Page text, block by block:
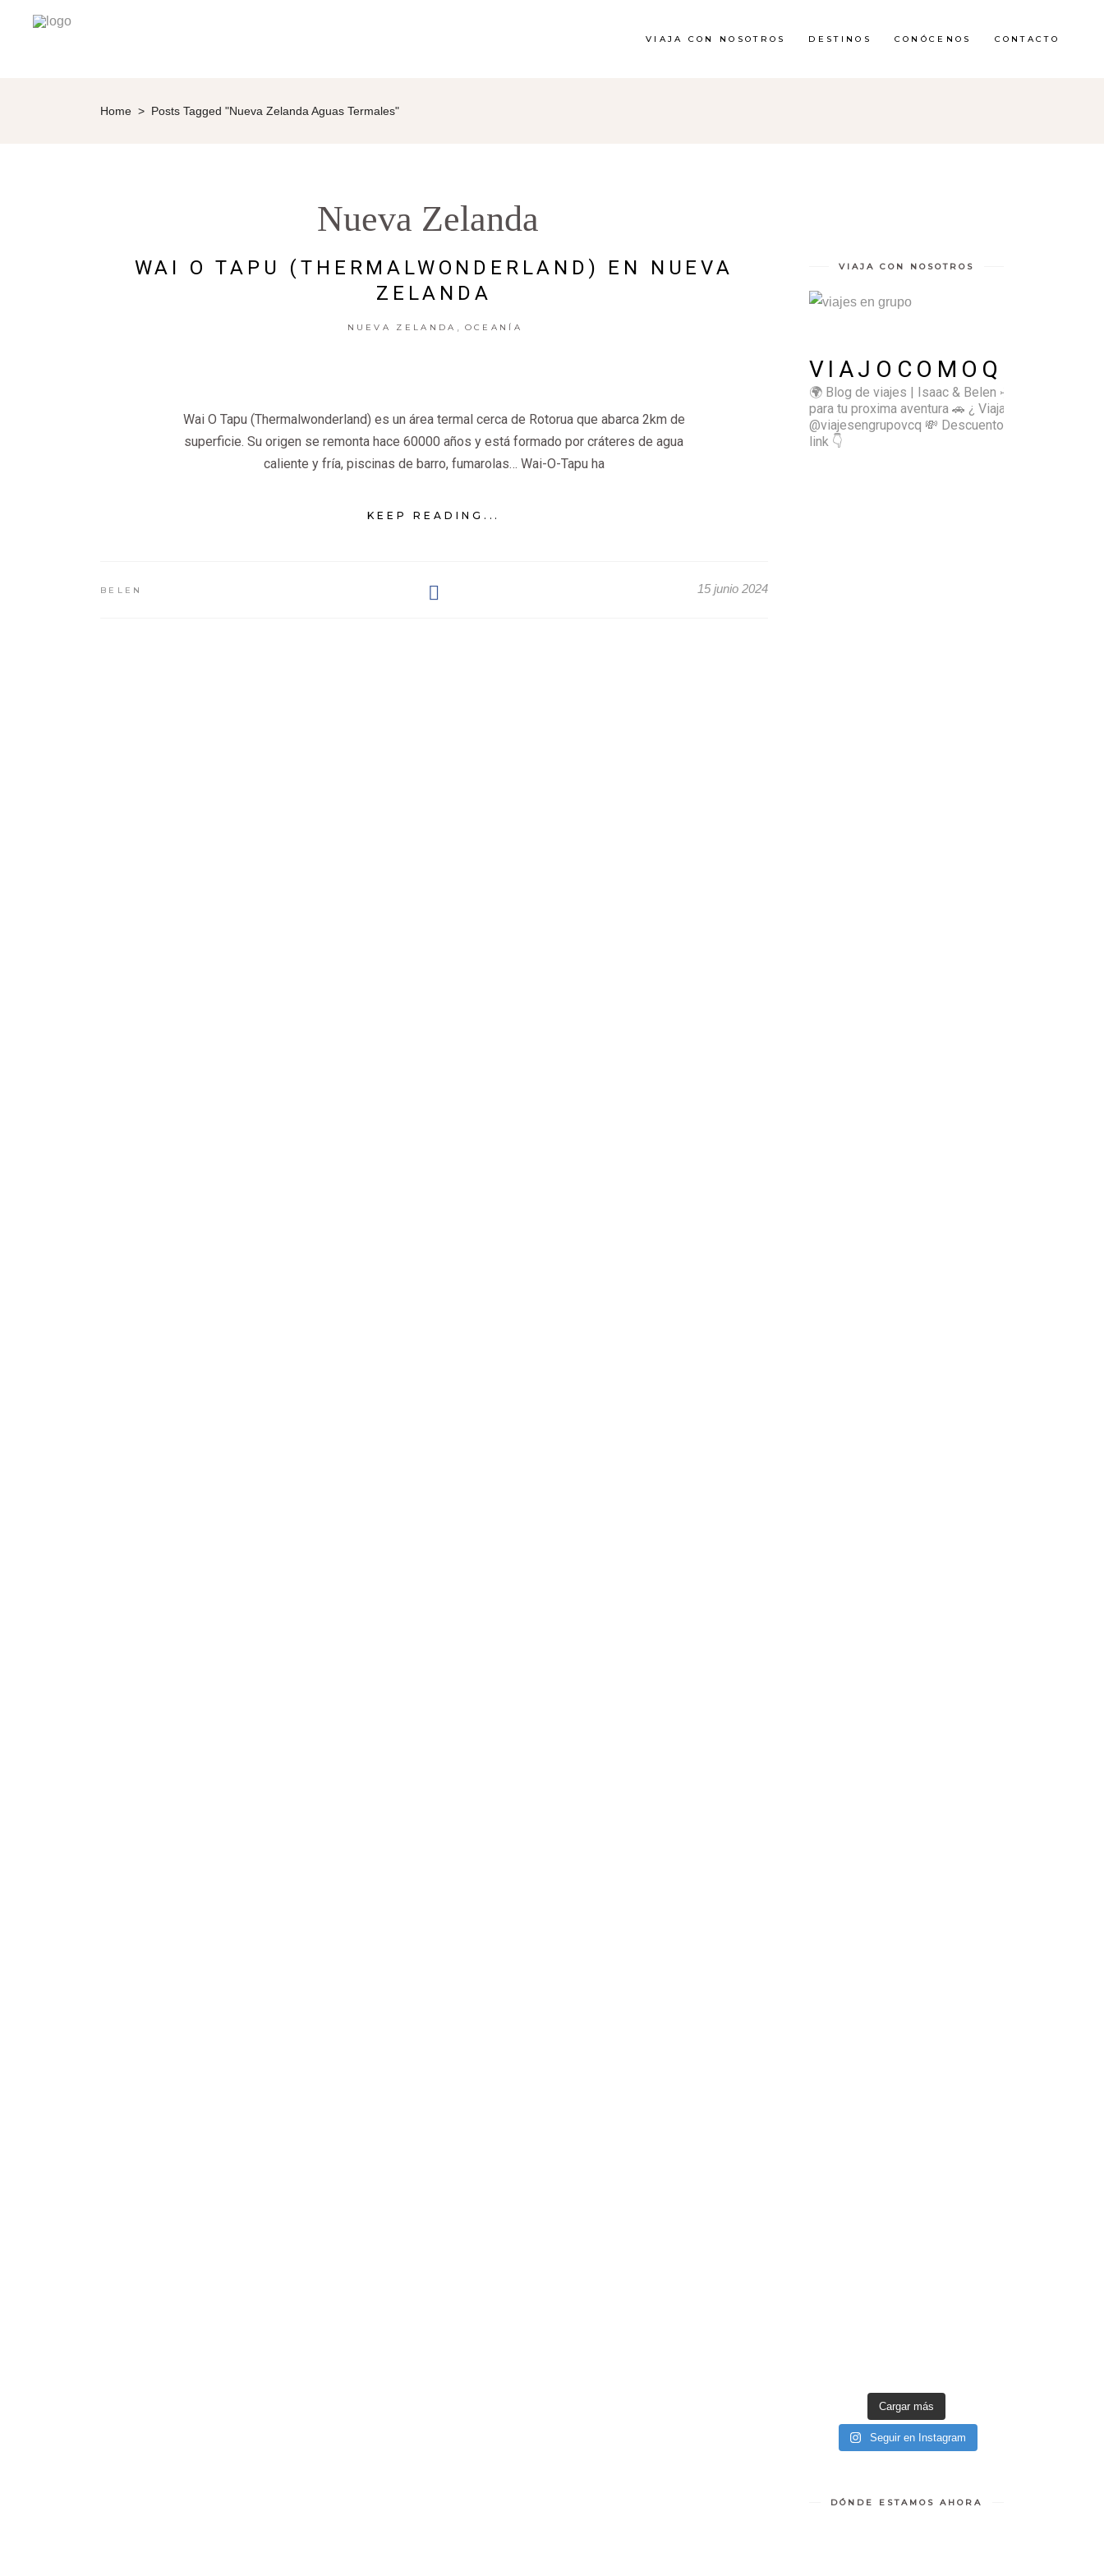
VIAJA CON NOSOTROS DESTINOS CONÓCENOS CONTACTO
Home > Posts Tagged "Nueva Zelanda Aguas Termales"
Nueva Zelanda
WAI O TAPU (THERMALWONDERLAND) EN NUEVA
ZELANDA
NUEVA ZELANDA OCEANÍA
Wai O Tapu (Thermalwonderland) es un área termal cerca de Rotorua que abarca 2km de
superficie. Su origen se remonta hace 60000 años y está formado por cráteres de agua
caliente y fría, piscinas de barro, fumarolas… Wai-O-Tapu ha
KEEP READING...
BELEN 15 junio 2024
VIAJA CON NOSOTROS
VIAJOCOMOQUIERO
🌍 Blog de viajes | Isaac & Belen ✈️ Inspírate
para tu proxima aventura 🚗 ¿ Viajas sol@? 👉🏻
@viajesengrupovcq 💸 Descuentos y tips en el
link 👇
Cargar más
Seguir en Instagram
DÓNDE ESTAMOS AHORA